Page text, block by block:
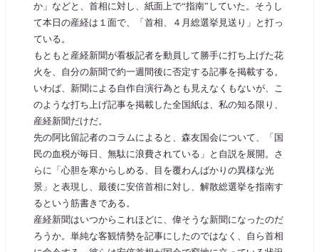
か」などと、首相に対し、紙面上で“指南”していた。そうし
て本日の産経は１面で、「首相、４月総選挙見送り」と打っ
ている。
もともと産経新聞が看板記者を動員して勝手に打ち上げた花
火を、自分の新聞で約一週間後に否定する記事を掲載する。
いわば、新聞による自作自演行為とも見えなくもないが、こ
のような打ち上げ記事を掲載した全国紙は、私の知る限り、
産経新聞だけだ。
先の阿比留記者のコラムによると、森友国会について、「国
民の血税が毎日、無駄に浪費されている」と自説を展開。さ
らに「心胆を寒からしめる、目を覆わんばかりの異様な光
景」と表現し、最後に安倍首相に対し、解散総選挙を指南す
るという筋書きである。
産経新聞はいつからこれほどに、偉そうな新聞になったのだ
ろうか。単純な客観情勢を記事にしたのではなく、自ら首相